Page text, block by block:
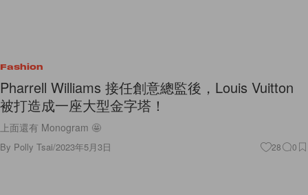
Fashion
Pharrell Williams 接任創意總監後，Louis Vuitton
被打造成一座大型金字塔！
上面還有 Monogram 🤩
By Polly Tsai/2023年5月3日 28 0